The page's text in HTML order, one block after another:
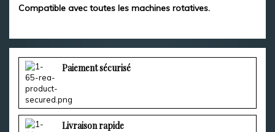
Compatible avec toutes les machines rotatives.
Paiement sécurisé
Livraison rapide